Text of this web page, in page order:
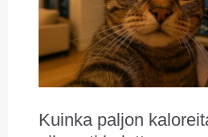
Kuinka paljon